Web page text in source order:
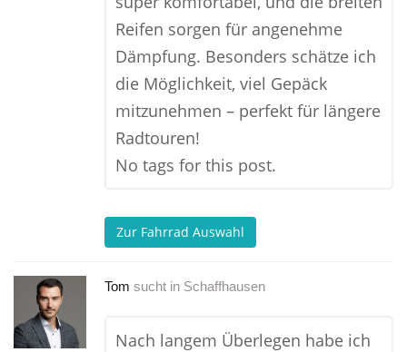
Reifen sorgen für angenehme
Dämpfung. Besonders schätze ich
die Möglichkeit, viel Gepäck
mitzunehmen – perfekt für längere
Radtouren!
No tags for this post.
Zur Fahrrad Auswahl
Tom sucht in Schaffhausen
Nach langem Überlegen habe ich